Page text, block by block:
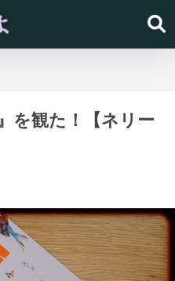
を観た！【ネリー